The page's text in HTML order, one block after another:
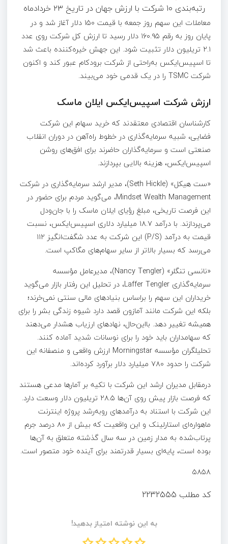
رتبه‌بندی ۱۰ شرکت با ارزش جهان در تاریخ ۲۳ خردادماه
معاملات این سهم روز جمعه با قیمت ۱۵۰ دلار آغاز شد و در
پایان روز به رقم ۱۶۰.۹۵ دلار رسید تا ارزش کل شرکت روی عدد
۲.۱ تریلیون دلار تثبیت شود. این جهش خیره‌کننده باعث شد
تا اسپیس‌ایکس به‌راحتی از شرکت برودکام عبور کند و اکنون
شرکت TSMC را در یک قدمی خود می‌بیند.
ارزش شرکت اسپیس‌ایکس ایلان ماسک
کارشناسان اقتصادی معتقدند که خرید سهام این شرکت
فضایی، شبیه سرمایه‌گذاری در خطوط راه‌آهن در دوران انقلاب
صنعتی است و سرمایه‌گذاران حاضرند برای افق‌های روشن
اسپیس‌ایکس، هزینه بالایی بپردازند.
«ست هیکل» (Seth Hickle)، مدیر ارشد سرمایه‌گذاری در شرکت
Mindset Wealth Management، می‌گوید مردم برای حضور در
این فرصت تاریخی، مبلغ رؤیای ایلان ماسک را با جان‌ودل
می‌پردازند. با درآمد ۱۸.۷ میلیارد دلاری اسپیس‌ایکس، نسبت
قیمت به درآمد (P/S) این شرکت به عدد شگفت‌انگیز ۱۱۲
می‌رسد که بسیار بالاتر از سایر سهام‌های مگاکپ است.
«نانسی تنگلر» (Nancy Tengler)، مدیرعامل مؤسسه
سرمایه‌گذاری Laffer Tengler، در تحلیل این رفتار بازار می‌گوید
خریداران این سهم را براساس بنیادهای مالی سنتی نمی‌خرند؛
بلکه این شرکت مانند آمازون قصد دارد شیوه زندگی بشر را برای
همیشه تغییر دهد. بااین‌حال، نهادهای ارزیاب هشدار می‌دهند
که سهامداران باید خود را برای نوسانات شدید آماده کنند.
تحلیلگران مؤسسه Morningstar ارزش واقعی و منصفانه این
شرکت را حدود ۷۸۰ میلیارد دلار برآورد کرده‌اند.
درمقابل مدیران ارشد این شرکت با تکیه بر آمارها مدعی هستند
که فرصت بازار پیش روی آن‌ها ۲۸.۵ تریلیون دلار وسعت دارد.
این شرکت با استناد به درآمدهای روبه‌رشد پروژه اینترنت
ماهواره‌ای استارلینک و این واقعیت که بیش از ۸۰ درصد جرم
پرتاب‌شده به مدار زمین در سه سال گذشته متعلق به آن‌ها
بوده است، پایه‌ای بسیار قدرتمند برای آینده خود متصور است.
۵۸۵۸
کد مطلب 2232555
به این نوشته امتیاز بدهید!